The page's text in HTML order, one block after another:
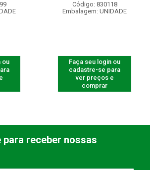
ou
Código: 830118
Embalagem: UNIDADE
Faça seu login ou
cadastre-se para
ver preços e
comprar
receber nossas